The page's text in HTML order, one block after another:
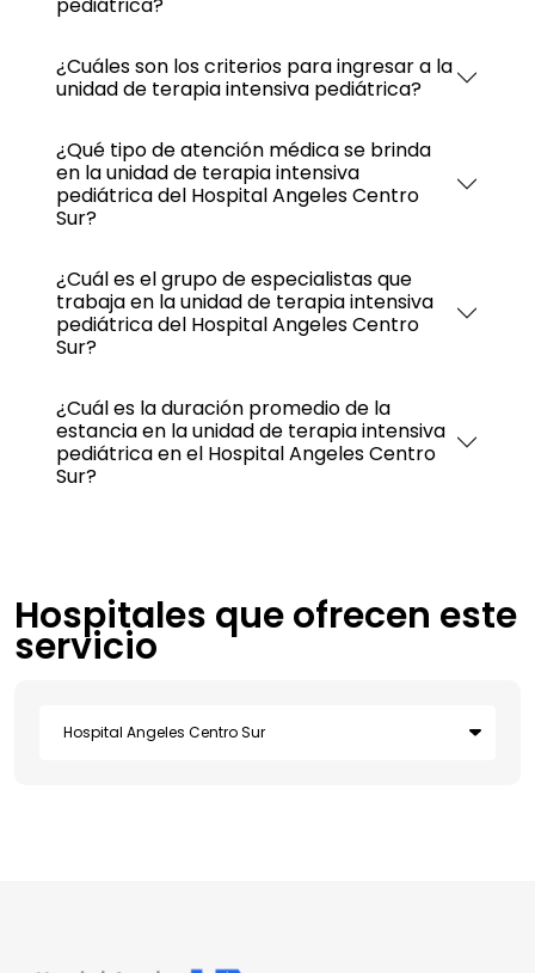
¿Cuáles son los criterios para ingresar a la
unidad de terapia intensiva pediátrica?
¿Qué tipo de atención médica se brinda
en la unidad de terapia intensiva
pediátrica del Hospital Angeles Centro
Sur?
¿Cuál es el grupo de especialistas que
trabaja en la unidad de terapia intensiva
pediátrica del Hospital Angeles Centro
Sur?
¿Cuál es la duración promedio de la
estancia en la unidad de terapia intensiva
pediátrica en el Hospital Angeles Centro
Sur?
Hospitales que ofrecen este
servicio